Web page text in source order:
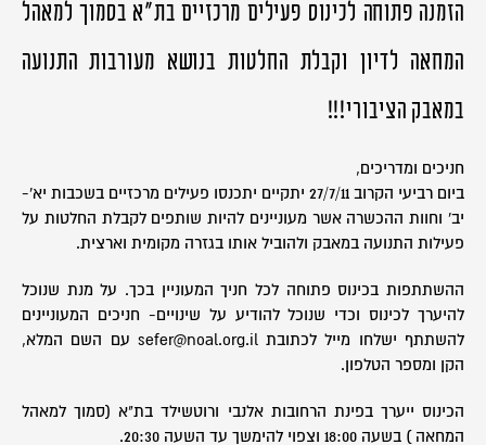
הזמנה פתוחה לכינוס פעילים מרכזיים בת"א בסמוך למאהל
המחאה לדיון וקבלת החלטות בנושא מעורבות התנועה
במאבק הציבורי!!!
חניכים ומדריכים,
ביום רביעי הקרוב 27/7/11 יתקיים יתכנסו פעילים מרכזיים בשכבות יא'-
יב' וחוות ההכשרה אשר מעוניינים להיות שותפים לקבלת החלטות על
פעילות התנועה במאבק ולהוביל אותו בגזרה מקומית וארצית.
ההשתתפות בכינוס פתוחה לכל חניך המעוניין בכך. על מנת שנוכל
להיערך לכינוס וכדי שנוכל להודיע על שינויים- חניכים המעוניינים
להשתתף ישלחו מייל לכתובת sefer@noal.org.il עם השם המלא,
הקן ומספר הטלפון.
הכינוס ייערך בפינת הרחובות אלנבי ורוטשילד בת"א (סמוך למאהל
המחאה ) בשעה 18:00 וצפוי להימשך עד השעה 20:30.